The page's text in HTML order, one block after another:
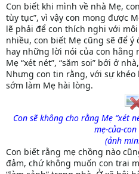
Con biết khi mình về nhà Mẹ,
tùy tục”, vì vậy con mong được
lẽ phải để con thích nghi với
nhiều, con biết Mẹ cũng sẽ để
hay những lời nói của con hằng
Mẹ “xét nét”, “săm soi” bởi ở
Nhưng con tin rằng, với sự khéo
sớm làm Mẹ hài lòng.
Con sẽ không cho rằng Mẹ “xét
mẹ-của-
(ảnh
Con biết rằng mẹ chồng nào
đảm, chứ không muốn con trai